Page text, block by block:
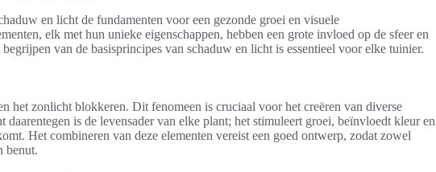
en licht de fundamenten voor een gezonde groei en visuele
elk met hun unieke eigenschappen, hebben een grote invloed op de sfeer en
van de basisprincipes van schaduw en licht is essentieel voor elke tuinier.
het zonlicht blokkeren. Dit fenomeen is cruciaal voor het creëren van diverse
is de levensader van elke plant; het stimuleert groei, beïnvloedt kleur en
Het combineren van deze elementen vereist een goed ontwerp, zodat zowel
benut.